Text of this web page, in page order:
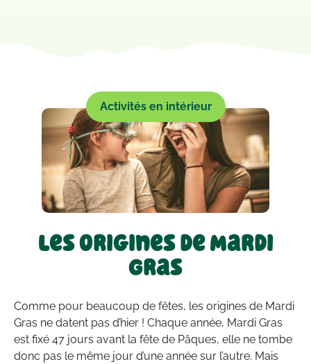
Activités en intérieur
Les origines de Mardi
Gras
Comme pour beaucoup de fêtes, les origines de Mardi
Gras ne datent pas d’hier ! Chaque année, Mardi Gras
est fixé 47 jours avant la fête de Pâques, elle ne tombe
donc pas le même jour d’une année sur l’autre. Mais